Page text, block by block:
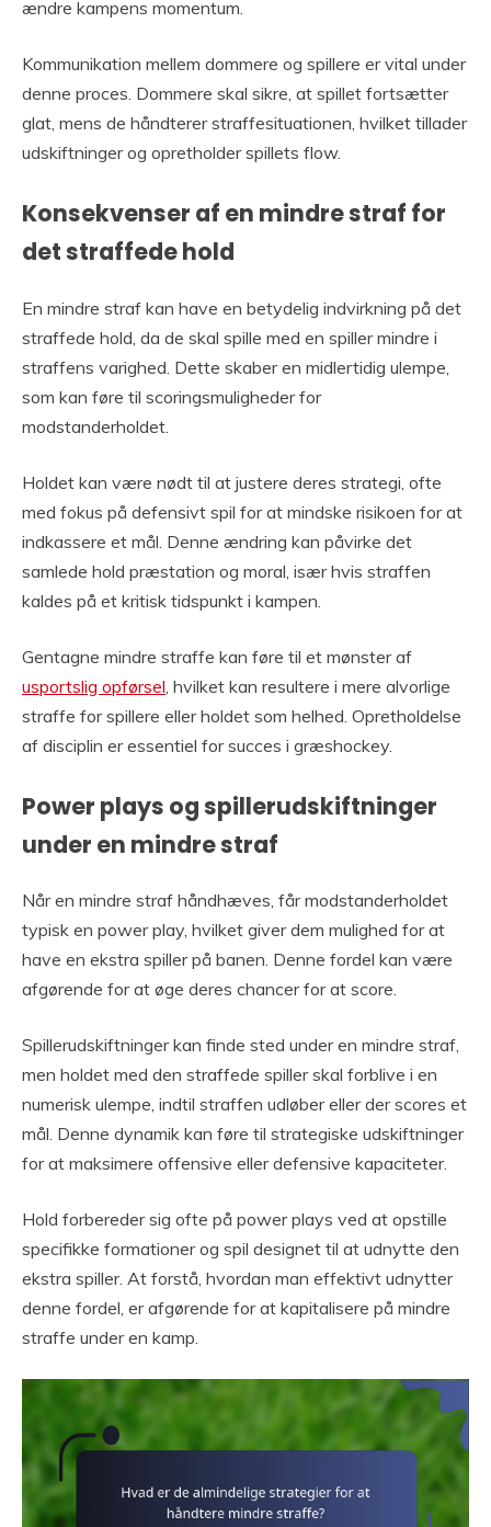
ændre kampens momentum.
Kommunikation mellem dommere og spillere er vital under
denne proces. Dommere skal sikre, at spillet fortsætter
glat, mens de håndterer straffesituationen, hvilket tillader
udskiftninger og opretholder spillets flow.
Konsekvenser af en mindre straf for
det straffede hold
En mindre straf kan have en betydelig indvirkning på det
straffede hold, da de skal spille med en spiller mindre i
straffens varighed. Dette skaber en midlertidig ulempe,
som kan føre til scoringsmuligheder for
modstanderholdet.
Holdet kan være nødt til at justere deres strategi, ofte
med fokus på defensivt spil for at mindske risikoen for at
indkassere et mål. Denne ændring kan påvirke det
samlede hold præstation og moral, især hvis straffen
kaldes på et kritisk tidspunkt i kampen.
Gentagne mindre straffe kan føre til et mønster af
usportslig opførsel , hvilket kan resultere i mere alvorlige
straffe for spillere eller holdet som helhed. Opretholdelse
af disciplin er essentiel for succes i græshockey.
Power plays og spillerudskiftninger
under en mindre straf
Når en mindre straf håndhæves, får modstanderholdet
typisk en power play, hvilket giver dem mulighed for at
have en ekstra spiller på banen. Denne fordel kan være
afgørende for at øge deres chancer for at score.
Spillerudskiftninger kan finde sted under en mindre straf,
men holdet med den straffede spiller skal forblive i en
numerisk ulempe, indtil straffen udløber eller der scores et
mål. Denne dynamik kan føre til strategiske udskiftninger
for at maksimere offensive eller defensive kapaciteter.
Hold forbereder sig ofte på power plays ved at opstille
specifikke formationer og spil designet til at udnytte den
ekstra spiller. At forstå, hvordan man effektivt udnytter
denne fordel, er afgørende for at kapitalisere på mindre
straffe under en kamp.